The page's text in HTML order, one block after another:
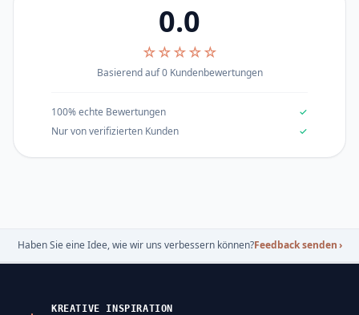
0.0
☆☆☆☆☆
Basierend auf 0 Kundenbewertungen
100% echte Bewertungen
✓
Nur von verifizierten Kunden
✓
Haben Sie eine Idee, wie wir uns verbessern können?Feedback senden›
KREATIVE INSPIRATION